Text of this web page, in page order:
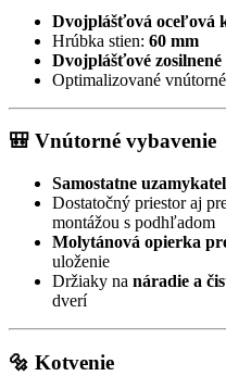
Dvojplášťová oceľová
Hrúbka stien: 60 mm
Dvojplášťové zosilnené
Optimalizované
🎒 Vnútorné vybavenie
Samostatne
Dostatočný priestor aj
montážou s podhľadom
Molytánová opierka
uloženie
Držiaky na náradie a
dverí
🔩 Kotvenie